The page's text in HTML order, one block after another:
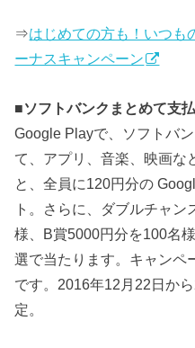
⇒はじめての方も！いつも
ーナスキャンペーン
■ソフトバンクまとめて支
Google Playで、ソフトバ
て、アプリ、音楽、映画な
と、全員に120円分の
ト。さらに、ダブルチャ
様、B賞5000円分を100名
選で当たります。キャンペ
です。2016年12月22日か
定。